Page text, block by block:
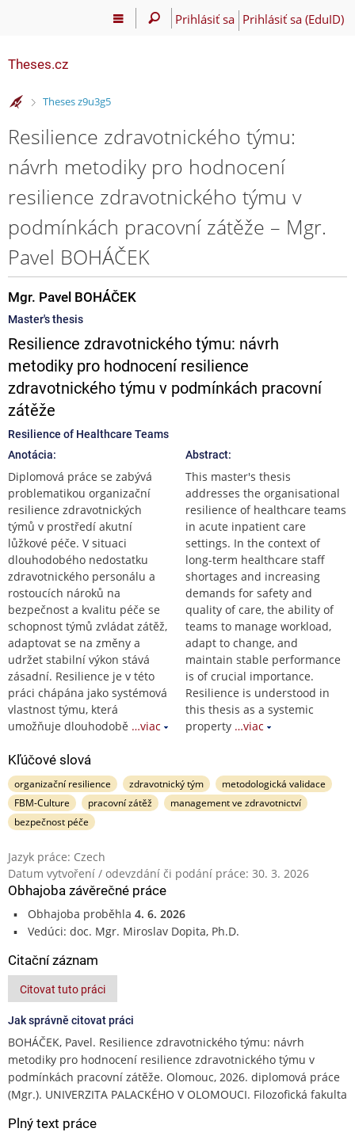
Prihlásiť sa Prihlásiť sa (EduID)
Theses.cz
>
Theses z9u3g5
Resilience zdravotnického týmu:
návrh metodiky pro hodnocení
resilience zdravotnického týmu v
podmínkách pracovní zátěže – Mgr.
Pavel BOHÁČEK
Mgr. Pavel BOHÁČEK
Master's thesis
Resilience zdravotnického týmu: návrh
metodiky pro hodnocení resilience
zdravotnického týmu v podmínkách pracovní
zátěže
Resilience of Healthcare Teams
Anotácia:
Diplomová práce se zabývá
problematikou organizační
resilience zdravotnických
týmů v prostředí akutní
lůžkové péče. V situaci
dlouhodobého nedostatku
zdravotnického personálu a
rostoucích nároků na
bezpečnost a kvalitu péče se
schopnost týmů zvládat zátěž,
adaptovat se na změny a
udržet stabilní výkon stává
zásadní. Resilience je v této
práci chápána jako systémová
vlastnost týmu, která
umožňuje dlouhodobě …viac
Abstract:
This master's thesis
addresses the organisational
resilience of healthcare teams
in acute inpatient care
settings. In the context of
long-term healthcare staff
shortages and increasing
demands for safety and
quality of care, the ability of
teams to manage workload,
adapt to change, and
maintain stable performance
is of crucial importance.
Resilience is understood in
this thesis as a systemic
property …viac
Kľúčové slová
organizační resilience zdravotnický tým
metodologická validace
FBM-Culture
pracovní zátěž
management ve zdravotnictví
bezpečnost péče
Jazyk práce: Czech
Datum vytvoření / odevzdání či podání práce: 30. 3. 2026
Obhajoba závěrečné práce
Obhajoba proběhla 4. 6. 2026
Vedúci: doc. Mgr. Miroslav Dopita, Ph.D.
Citační záznam
Citovat tuto práci
Jak správně citovat práci
BOHÁČEK, Pavel. Resilience zdravotnického týmu: návrh
metodiky pro hodnocení resilience zdravotnického týmu v
podmínkách pracovní zátěže. Olomouc, 2026. diplomová práce
(Mgr.). UNIVERZITA PALACKÉHO V OLOMOUCI. Filozofická fakulta
Plný text práce